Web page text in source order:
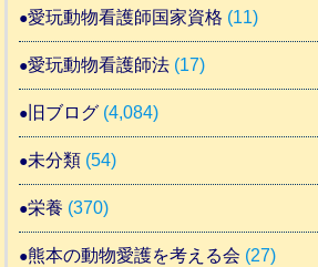
愛玩動物看護師国家資格 (11)
愛玩動物看護師法 (17)
旧ブログ (4,084)
未分類 (54)
栄養 (370)
熊本の動物愛護を考える会 (27)